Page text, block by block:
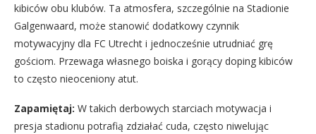
kibiców obu klubów. Ta atmosfera, szczególnie na Stadionie
Galgenwaard, może stanowić dodatkowy czynnik
motywacyjny dla FC Utrecht i jednocześnie utrudniać grę
gościom. Przewaga własnego boiska i gorący doping kibiców
to często nieoceniony atut.
Zapamiętaj: W takich derbowych starciach motywacja i
presja stadionu potrafią zdziałać cuda, często niwelując